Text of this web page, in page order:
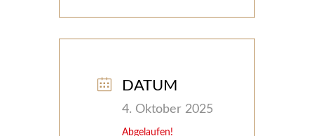
DATUM
4. Oktober 2025
Abgelaufen!